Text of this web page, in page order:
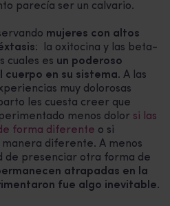
parecía ser un calvario.
mujeres con altos
: la oxitocina y las beta-
cuales es un poderoso
en su sistema. A las
muy dolorosas
les cuesta creer que
menos dolor si las
forma diferente o si
diferente. A menos
de presenciar otra forma de
atrapadas en la
fue algo inevitable.